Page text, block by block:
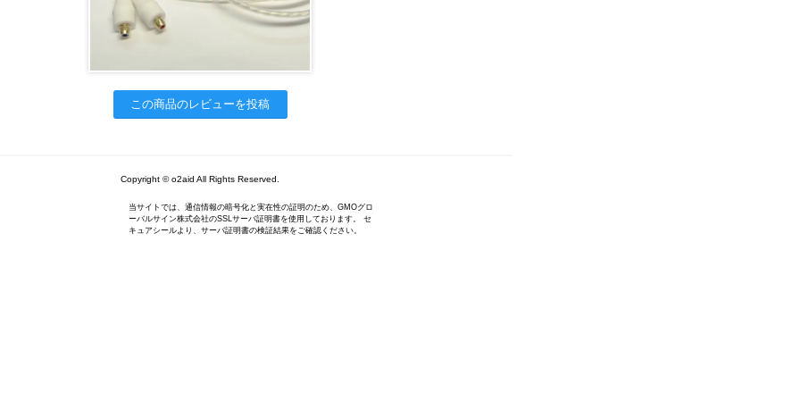
この商品のレビューを投稿
Copyright © o2aid All Rights Reserved.
当サイトでは、通信情報の暗号化と実在性の証明のため、GMOグロ
ーバルサイン株式会社のSSLサーバ証明書を使用しております。 セ
キュアシールより、サーバ証明書の検証結果をご確認ください。